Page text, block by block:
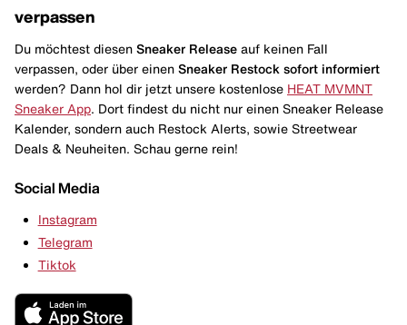
verpassen
Du möchtest diesen Sneaker Release auf keinen Fall
verpassen, oder über einen Sneaker Restock sofort informiert
werden? Dann hol dir jetzt unsere kostenlose HEAT MVMNT
Sneaker App . Dort findest du nicht nur einen Sneaker Release
Kalender, sondern auch Restock Alerts, sowie Streetwear
Deals & Neuheiten. Schau gerne rein!
Social Media
Instagram
Telegram
Tiktok